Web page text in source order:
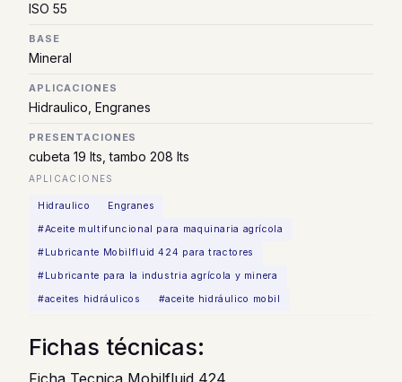
ISO 55
BASE
Mineral
APLICACIONES
Hidraulico, Engranes
PRESENTACIONES
cubeta 19 lts, tambo 208 lts
APLICACIONES
Hidraulico
Engranes
#Aceite multifuncional para maquinaria agrícola
#Lubricante Mobilfluid 424 para tractores
#Lubricante para la industria agrícola y minera
#aceites hidráulicos
#aceite hidráulico mobil
Fichas técnicas: